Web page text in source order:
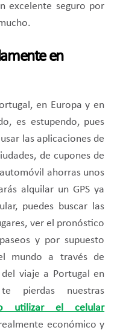
excelente seguro por
en
en Europa y en
es estupendo, pues
las aplicaciones de
de cupones de
ahorras unos
alquilar un GPS ya
puedes buscar las
ver el pronóstico
y por supuesto
mundo a través de
viaje a Portugal en
pierdas nuestras
utilizar el celular
económico y